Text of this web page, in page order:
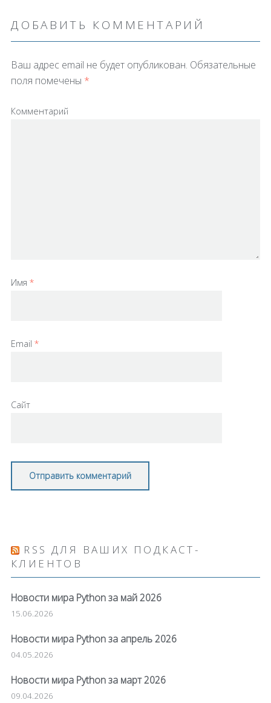
ДОБАВИТЬ КОММЕНТАРИЙ
Ваш адрес email не будет опубликован. Обязательные
поля помечены *
Комментарий
Имя *
Email *
Сайт
RSS ДЛЯ ВАШИХ ПОДКАСТ-
КЛИЕНТОВ
Новости мира Python за май 2026
15.06.2026
Новости мира Python за апрель 2026
04.05.2026
Новости мира Python за март 2026
09.04.2026